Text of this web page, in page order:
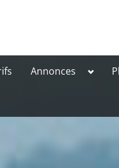
Annonces Toggle